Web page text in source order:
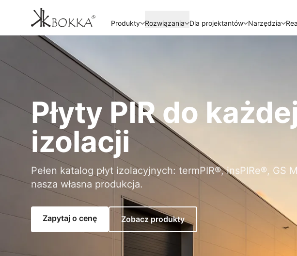
Produkty Rozwiązania Dla projektantów Narzędzia
Płyty PIR do każdej
izolacji
Pełen katalog płyt izolacyjnych: termPIR®, insPIRe®, GS
nasza własna produkcja.
Zapytaj o cenę Zobacz produkty